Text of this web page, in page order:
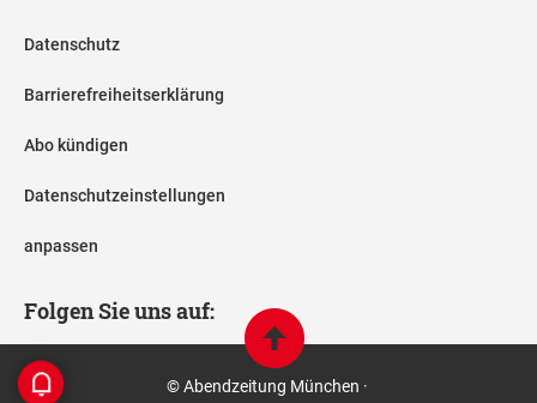
Datenschutz
Barrierefreiheitserklärung
Abo kündigen
Datenschutzeinstellungen
anpassen
Folgen Sie uns auf:
© Abendzeitung München ·